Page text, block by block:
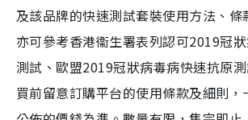
及該品牌的快速測試套裝使用方法、條
亦可參考香港衞生署表列認可2019冠
測試、歐盟2019冠狀病毒病快速抗原
買前留意訂購平台的使用條款及細則，